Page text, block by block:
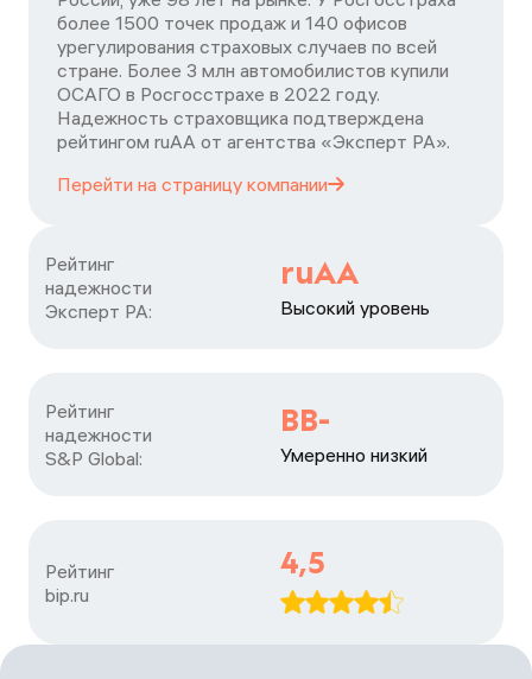
более 1500 точек продаж и 140 офисов
урегулирования страховых случаев по всей
стране. Более 3 млн автомобилистов купили
ОСАГО в Росгосстрахе в 2022 году.
Надежность страховщика подтверждена
рейтингом ruАА от агентства «Эксперт РА».
Перейти на страницу компании
Рейтинг
надежности
Эксперт РА:
ruAA
Высокий уровень
Рейтинг
надежности
S&P Global:
BB-
Умеренно низкий
Рейтинг
bip.ru
4,5